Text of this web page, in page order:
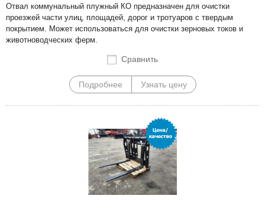
Отвал коммунальный плужный КО предназначен для очистки
проезжей части улиц, площадей, дорог и тротуаров с твердым
покрытием. Может использоваться для очистки зерновых токов и
животноводческих ферм.
Сравнить
Подробнее Узнать цену